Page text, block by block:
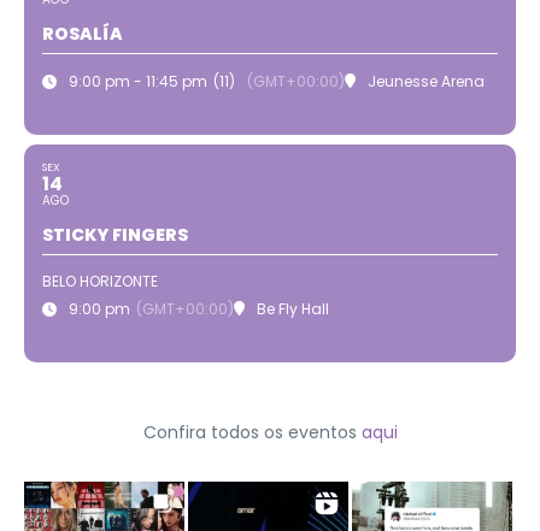
ROSALÍA
9:00 pm - 11:45 pm (11) (GMT+00:00) Jeunesse Arena
SEX
14
AGO
STICKY FINGERS
BELO HORIZONTE
9:00 pm (GMT+00:00) Be Fly Hall
Confira todos os eventos aqui